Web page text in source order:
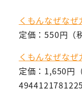
くもんなぜな
定価：550円（
くもんなぜな
定価：1,650円
4944121781225